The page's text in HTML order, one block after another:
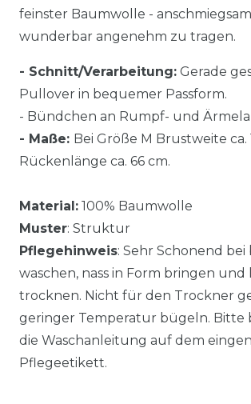
feinster Baumwolle -
wunderbar angenehm zu tragen.
- Schnitt/Verarbeitung: Gerade
Pullover in bequemer Passform.
- Bündchen an Rumpf- und
- Maße: Bei Größe M Brustweite ca.
Rückenlänge ca. 66 cm.
Material: 100% Baumwolle
Muster: Struktur
Pflegehinweis: Sehr Schonend bei
waschen, nass in Form bringen und
trocknen. Nicht für den Trockner
geringer Temperatur bügeln. Bitte
die Waschanleitung auf dem
Pflegeetikett.